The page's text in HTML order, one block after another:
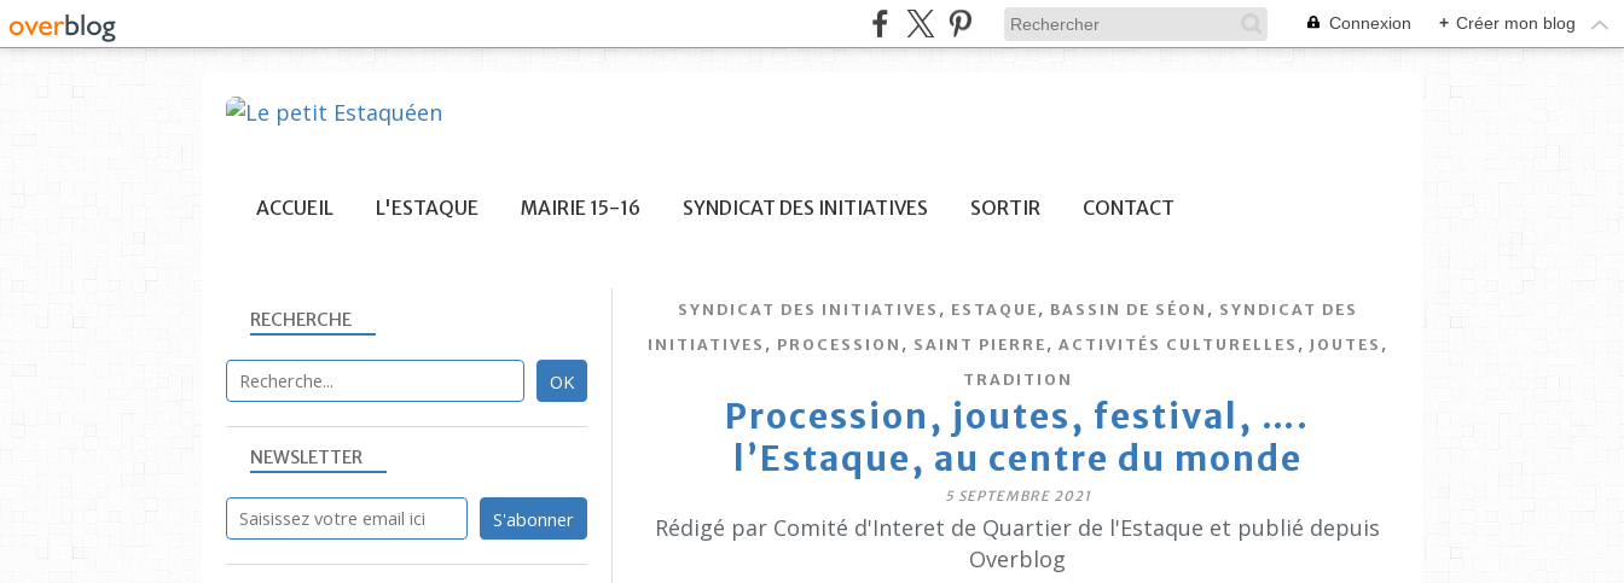
Connexion + Créer mon blog
ACCUEIL L'ESTAQUE MAIRIE 15-16 SYNDICAT DES INITIATIVES SORTIR CONTACT
SYNDICAT DES INITIATIVES , ESTAQUE , BASSIN DE SÉON , SYNDICAT DES
INITIATIVES , PROCESSION , SAINT PIERRE , ACTIVITÉS CULTURELLES , JOUTES ,
TRADITION
Procession, joutes, festival, ….
l’Estaque, au centre du monde
5 SEPTEMBRE 2021
Rédigé par Comité d'Interet de Quartier de l'Estaque et publié depuis
Overblog
NEWSLETTER
RECHERCHE